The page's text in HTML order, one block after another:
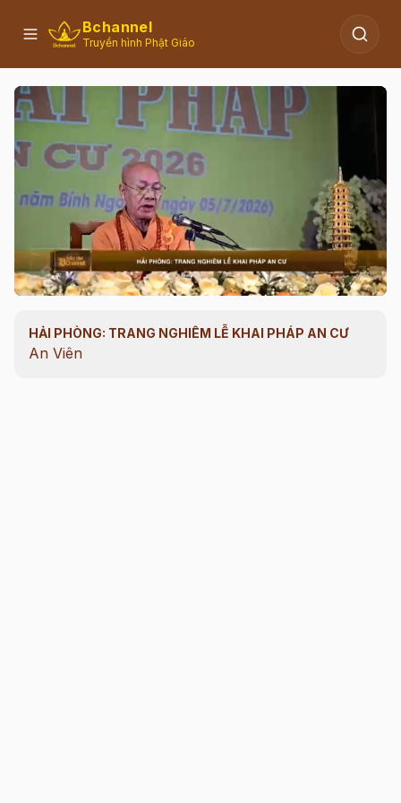
Bchannel
Truyền hình Phật Giáo
00:06 /00:19
HẢI PHÒNG: TRANG NGHIÊM LỄ KHAI PHÁP AN CƯ
An Viên